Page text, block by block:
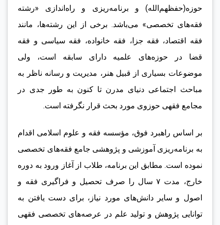
حوزه(حفظهم‌الله) و برنامه‌ریزی و راه‌اندازی «رشته
فقه‌های تخصصی» می‌باشد. برخی از این رشته‌ها، مانند
فقه اقتصاد، فقه جزا، فقه خانواده‌، فقه سیاسی و فقه
قضا در حوزه‌های علمیه دارای سابقه است، ولی
موضوعات بسیاری از قبیل هنر، مدیریت و رسانه ناظر به
مباحث اجتماعی دنیای مدرن تا کنون به طور جدی در
مجامع فقهی حوزوی مورد بحث قرار نگرفته است.
بر اساس راهبرد فوق، مؤسسه فقه و علوم اسلامی اقدام
به برنامه‌ریزی آموزشی و پژوهشی جامع فقه‌های تخصصی
نموده است. مطابق این برنامه، طلاب از آغاز ورود به دوره
خارج، مدت ۷ سال را صرف تحصیل و فراگیری فقه و
اصول و سایر دانش‌های مورد نیاز، برای دست یافتن به
توانایی پژوهش و تولید علم در عرصه‌های تخصصی فقهی